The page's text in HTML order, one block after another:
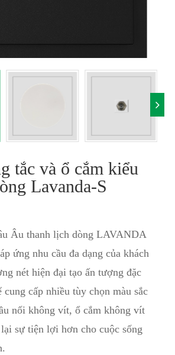
tắc và ổ cắm kiểu
Lavanda-S
Âu thanh lịch dòng LAVANDA
ứng nhu cầu đa dạng của khách
nét hiện đại tạo ấn tượng đặc
cung cấp nhiều tùy chọn màu sắc
nối không vít, ổ cắm không vít
sự tiện lợi hơn cho cuộc sống